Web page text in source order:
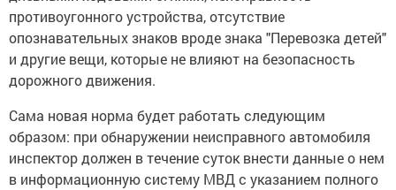
противоугонного устройства, отсутствие
опознавательных знаков вроде знака "Перевозка детей"
и другие вещи, которые не влияют на безопасность
дорожного движения.
Сама новая норма будет работать следующим
образом: при обнаружении неисправного автомобиля
инспектор должен в течение суток внести данные о нем
в информационную систему МВД с указанием полного